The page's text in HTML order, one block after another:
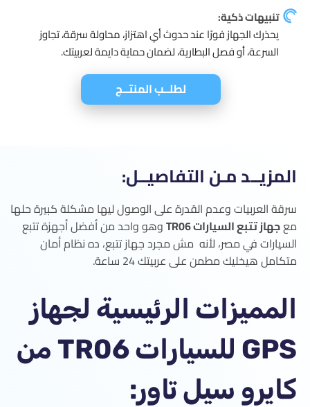
تنبيهات ذكية:
يحذرك الجهاز فورًا عند حدوث أي اهتزاز، محاولة سرقة، تجاوز
السرعة، أو فصل البطارية، لضمان حماية دايمة لعربيتك.
لطلــب المنتــج
المزيــد مـن التفاصيــل:
سرقة العربيات وعدم القدرة على الوصول ليها مشكلة كبيرة حلها
معجهاز تتبع السيارات TR06
وهو واحد من أفضل أجهزة تتبع
السيارات في مصر، لأنه مش مجرد جهاز تتبع، ده نظام أمان
متكامل هيخليك مطمن على عربيتك 24 ساعة.
المميزات الرئيسية لجهاز
GPS للسيارات TR06 من
كايرو سيل تاور: